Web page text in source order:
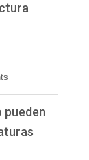
pueden